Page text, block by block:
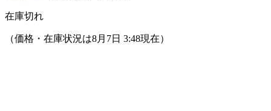
在庫切れ
（価格・在庫状況は8月7日 3:48現在）